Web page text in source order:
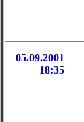
05.09.2001
18:35